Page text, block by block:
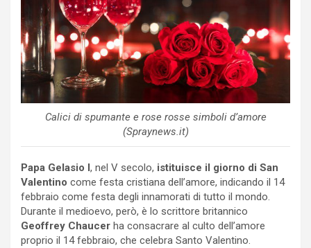
Calici di spumante e rose rosse simboli d’amore
(Spraynews.it)
Papa Gelasio I, nel V secolo, istituisce il giorno di San
Valentino come festa cristiana dell’amore, indicando il 14
febbraio come festa degli innamorati di tutto il mondo.
Durante il medioevo, però, è lo scrittore britannico
Geoffrey Chaucer ha consacrare al culto dell’amore
proprio il 14 febbraio, che celebra Santo Valentino.